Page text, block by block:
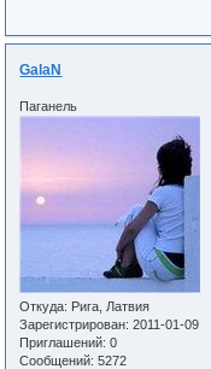
GalaN
Паганель
Откуда: Рига, Латвия
Зарегистрирован: 2011-01-09
Приглашений: 0
Сообщений: 5272